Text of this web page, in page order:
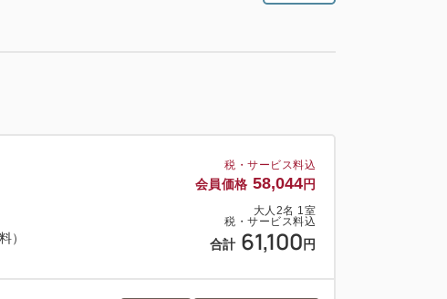
税・サービス料込
会員価格 58,044円
大人 2名 1室
税・サービス料込
合計 61,100 円
）